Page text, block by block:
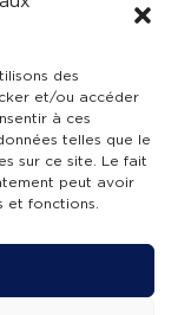
des
et/ou accéder
à ces
telles que le
sur ce site. Le fait
peut avoir
et fonctions.
!